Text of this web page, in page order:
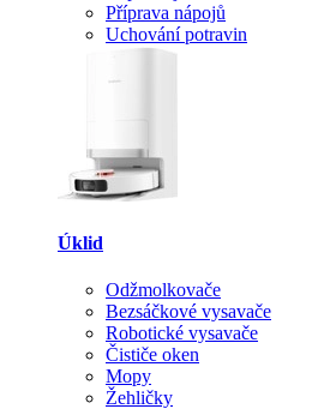
Příprava nápojů
Uchování potravin
Úklid
Odžmolkovače
Bezsáčkové vysavače
Robotické vysavače
Čističe oken
Mopy
Žehličky